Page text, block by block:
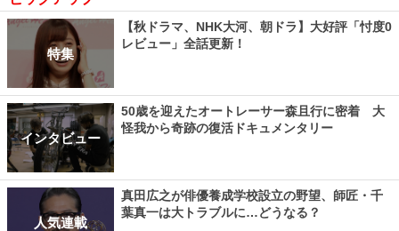
特集
【秋ドラマ、NHK大河、朝ドラ】大好評「忖度0
レビュー」全話更新！
インタビュー
50歳を迎えたオートレーサー森且行に密着 大
怪我から奇跡の復活ドキュメンタリー
人気連載
真田広之が俳優養成学校設立の野望、師匠・千
葉真一は大トラブルに…どうなる？